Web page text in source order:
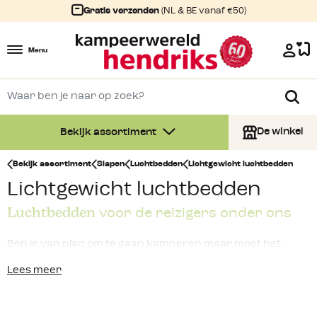
Gratis verzenden (NL & BE vanaf €50)
Menu
Bekijk assortiment De winkel
Bekijk assortiment Slapen Luchtbedden Lichtgewicht luchtbedden
Lichtgewicht luchtbedden
Luchtbedden voor de reizigers onder ons
Ben je van plan om te gaan kamperen maar moet het
Lees meer